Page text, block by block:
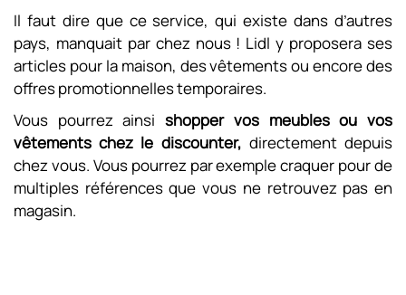
Il faut dire que ce service, qui existe dans d’autres
pays, manquait par chez nous ! Lidl y proposera ses
articles pour la maison, des vêtements ou encore des
offres promotionnelles temporaires.
Vous pourrez ainsishopper vos meubles ou vos
vêtements chez le discounter, directement depuis
chez vous. Vous pourrez par exemple craquer pour de
multiples références que vous ne retrouvez pas en
magasin.